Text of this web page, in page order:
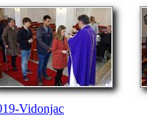
Vidonjac